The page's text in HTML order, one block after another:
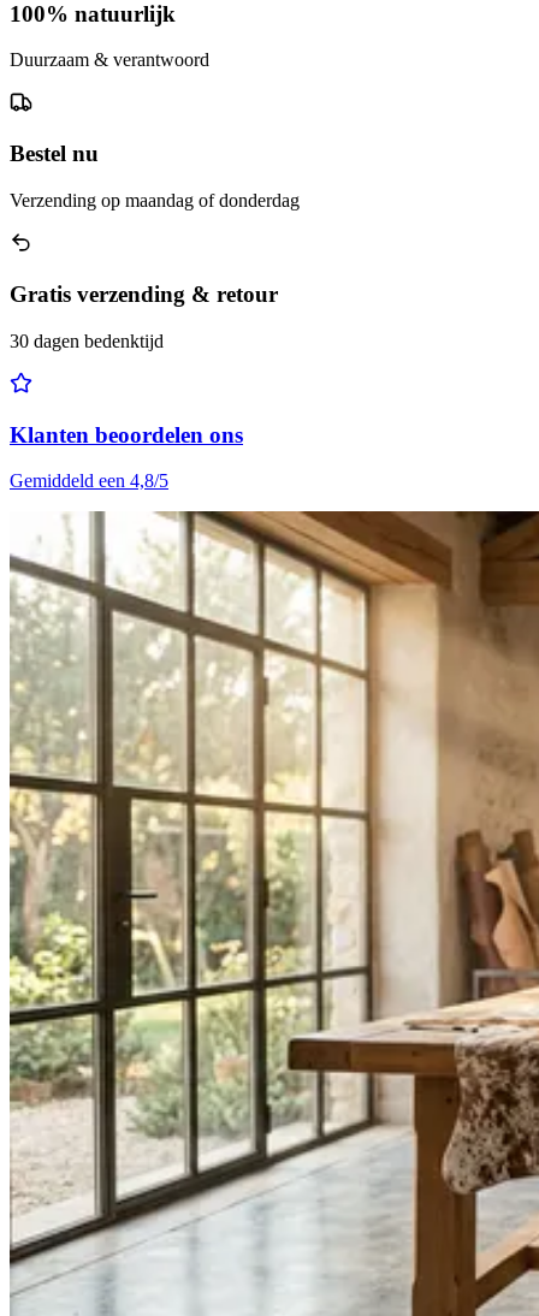
100% natuurlijk
Duurzaam & verantwoord
Bestel nu
Verzending op maandag of donderdag
Gratis verzending & retour
30 dagen bedenktijd
Klanten beoordelen ons
Gemiddeld een 4,8/5